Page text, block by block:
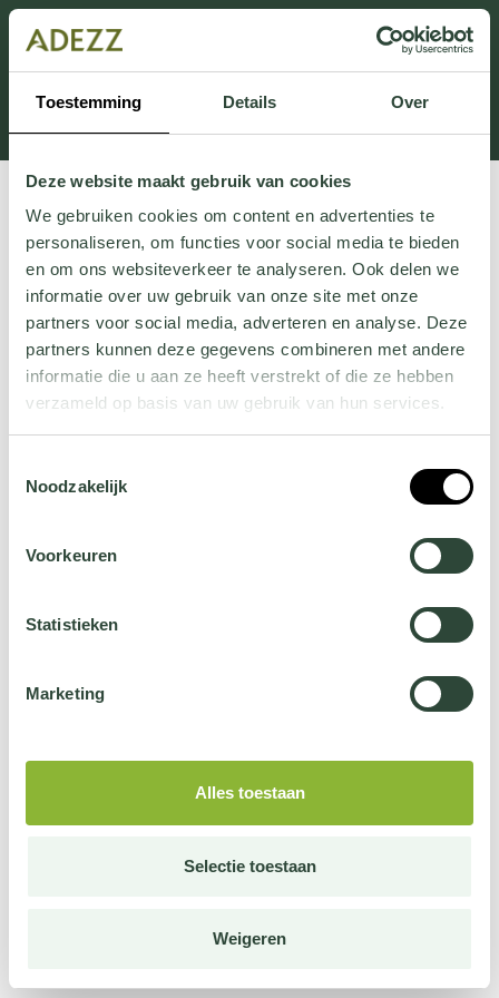
Toestemming Details Over
Deze website maakt gebruik van cookies
We gebruiken cookies om content en advertenties te
personaliseren, om functies voor social media te bieden
en om ons websiteverkeer te analyseren. Ook delen we
informatie over uw gebruik van onze site met onze
partners voor social media, adverteren en analyse. Deze
partners kunnen deze gegevens combineren met andere
informatie die u aan ze heeft verstrekt of die ze hebben
verzameld op basis van uw gebruik van hun services.
jehier.
Noodzakelijk
Voorkeuren
Statistieken
Marketing
Alles toestaan
Selectie toestaan
Weigeren
Ten dział jest obecnie w konserwacji. Jeśli brakuje Ci
informacji.
możesz zadzwonić pod numer +31 413 351 272 lub